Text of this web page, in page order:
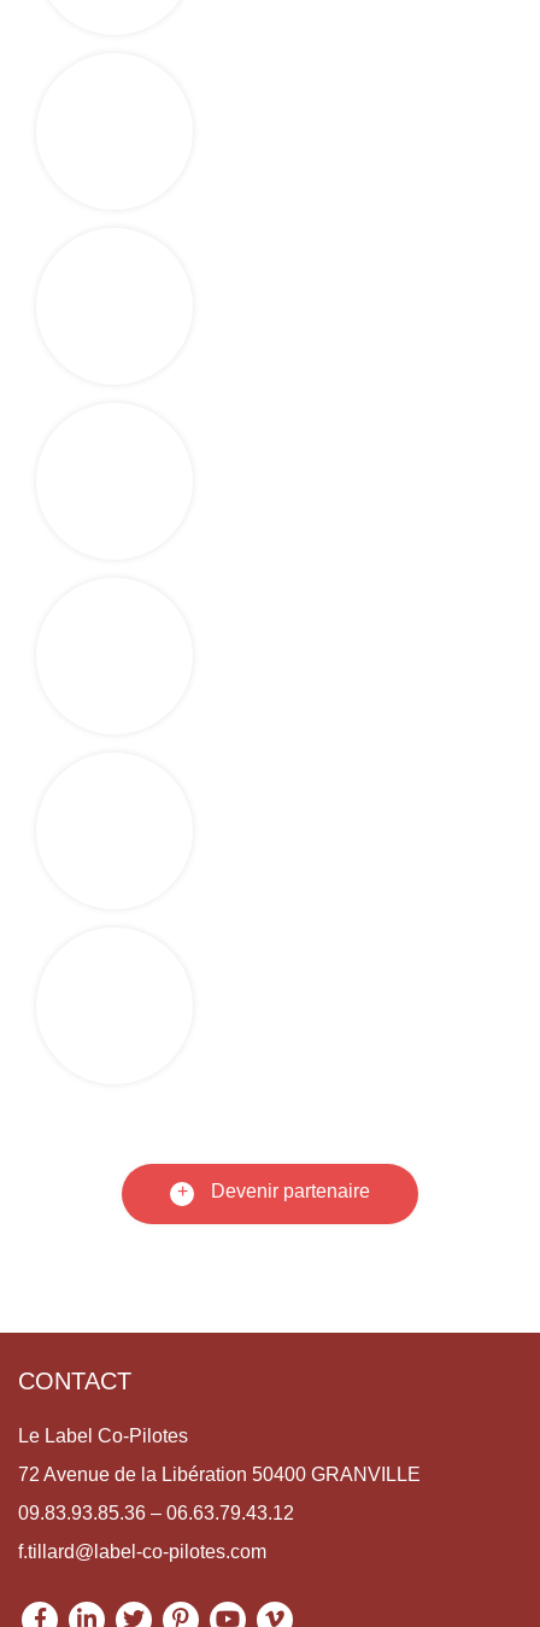
+ Devenir partenaire
CONTACT
Le Label Co-Pilotes
72 Avenue de la Libération 50400 GRANVILLE
09.83.93.85.36 – 06.63.79.43.12
f.tillard@label-co-pilotes.com